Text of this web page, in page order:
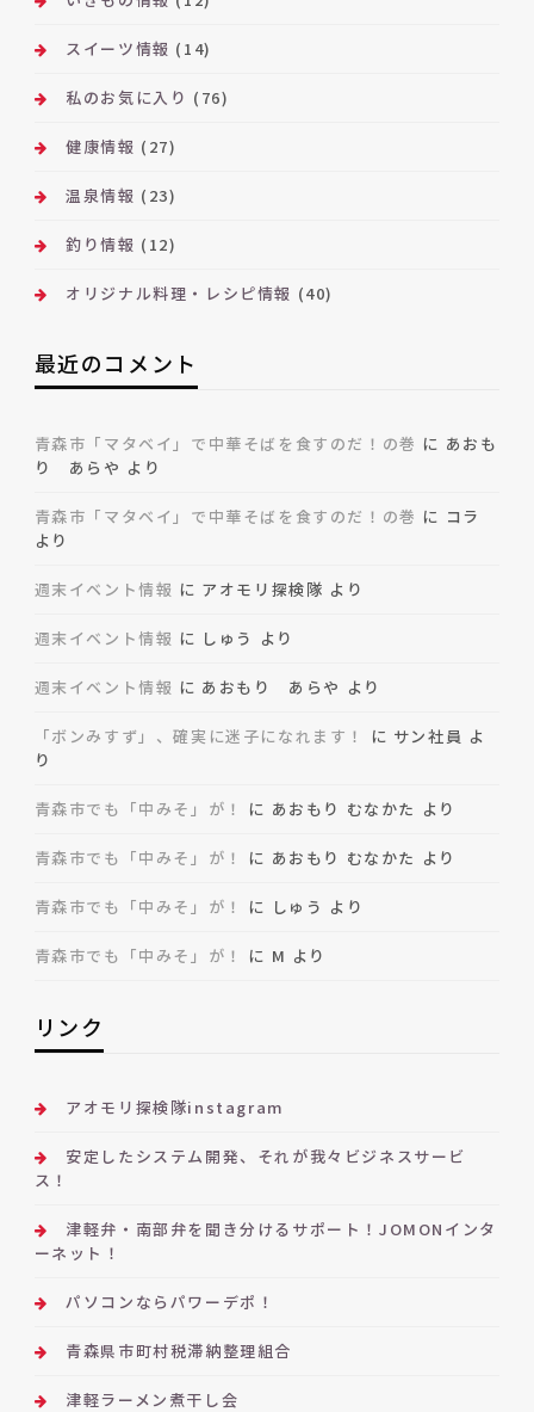
スイーツ情報 (14)
私のお気に入り (76)
健康情報 (27)
温泉情報 (23)
釣り情報 (12)
オリジナル料理・レシピ情報 (40)
最近のコメント
青森市「マタベイ」で中華そばを食すのだ！の巻 に あおも
り あらや より
青森市「マタベイ」で中華そばを食すのだ！の巻 に コラ
より
週末イベント情報 に アオモリ探検隊 より
週末イベント情報 に しゅう より
週末イベント情報 に あおもり あらや より
「ボンみすず」、確実に迷子になれます！ に サン社員 よ
り
青森市でも「中みそ」が！ に あおもり むなかた より
青森市でも「中みそ」が！ に あおもり むなかた より
青森市でも「中みそ」が！ に しゅう より
青森市でも「中みそ」が！ に M より
リンク
アオモリ探検隊instagram
安定したシステム開発、それが我々ビジネスサービ
ス！
津軽弁・南部弁を聞き分けるサポート！JOMONインタ
ーネット！
パソコンならパワーデポ！
青森県市町村税滞納整理組合
津軽ラーメン煮干し会